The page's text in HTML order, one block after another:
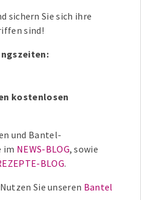
sichern Sie sich ihre
sind!
kostenlosen
und Bantel-
im NEWS-BLOG, sowie
BLOG.
Sie unseren Bantel